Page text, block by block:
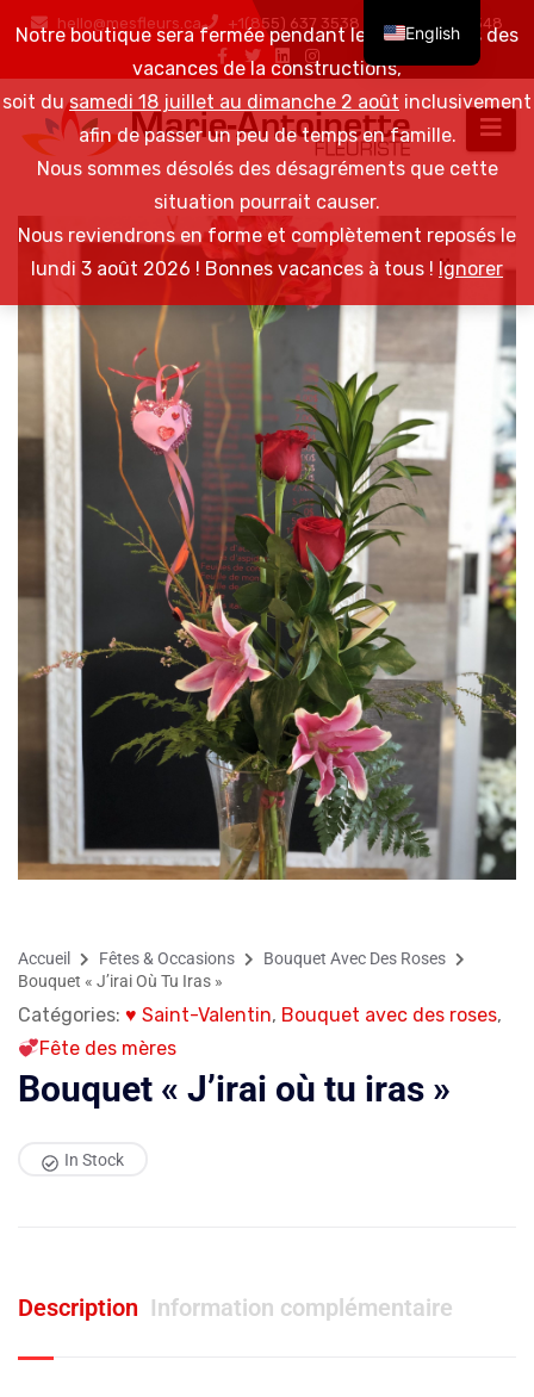
Notre boutique sera fermée pendant les 2 semaines des
vacances de la constructions,
soit dusamedi 18 juillet au dimanche 2 août inclusivement
afin de passer un peu de temps en famille.
Nous sommes désolés des désagréments que cette
situation pourrait causer.
Nous reviendrons en forme et complètement reposés le
lundi 3 août 2026 ! Bonnes vacances à tous ! Ignorer
hello@mesfleurs.ca +1(855) 637 3538 / +1(819) 376 6548
Accueil Fêtes & Occasions
Bouquet Avec Des Roses
Bouquet « J’irai Où Tu Iras »
Catégories: ♥ Saint-Valentin, Bouquet avec des roses,
Fête des mères
Bouquet « J’irai où tu iras »
In Stock
Description Information complémentaire
English